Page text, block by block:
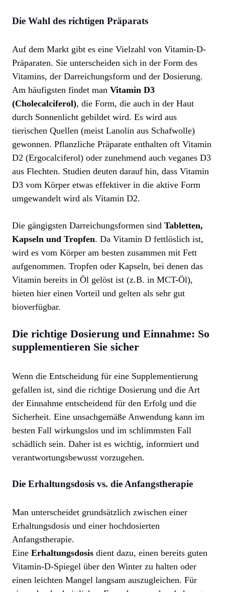
Die Wahl des richtigen Präparats
Auf dem Markt gibt es eine Vielzahl von Vitamin-D-
Präparaten. Sie unterscheiden sich in der Form des
Vitamins, der Darreichungsform und der Dosierung.
Am häufigsten findet man Vitamin D3
(Cholecalciferol), die Form, die auch in der Haut
durch Sonnenlicht gebildet wird. Es wird aus
tierischen Quellen (meist Lanolin aus Schafwolle)
gewonnen. Pflanzliche Präparate enthalten oft Vitamin
D2 (Ergocalciferol) oder zunehmend auch veganes D3
aus Flechten. Studien deuten darauf hin, dass Vitamin
D3 vom Körper etwas effektiver in die aktive Form
umgewandelt wird als Vitamin D2.
Die gängigsten Darreichungsformen sind Tabletten,
Kapseln und Tropfen. Da Vitamin D fettlöslich ist,
wird es vom Körper am besten zusammen mit Fett
aufgenommen. Tropfen oder Kapseln, bei denen das
Vitamin bereits in Öl gelöst ist (z.B. in MCT-Öl),
bieten hier einen Vorteil und gelten als sehr gut
bioverfügbar.
Die richtige Dosierung und Einnahme: So
supplementieren Sie sicher
Wenn die Entscheidung für eine Supplementierung
gefallen ist, sind die richtige Dosierung und die Art
der Einnahme entscheidend für den Erfolg und die
Sicherheit. Eine unsachgemäße Anwendung kann im
besten Fall wirkungslos und im schlimmsten Fall
schädlich sein. Daher ist es wichtig, informiert und
verantwortungsbewusst vorzugehen.
Die Erhaltungsdosis vs. die Anfangstherapie
Man unterscheidet grundsätzlich zwischen einer
Erhaltungsdosis und einer hochdosierten
Anfangstherapie.
Eine Erhaltungsdosis dient dazu, einen bereits guten
Vitamin-D-Spiegel über den Winter zu halten oder
einen leichten Mangel langsam auszugleichen. Für